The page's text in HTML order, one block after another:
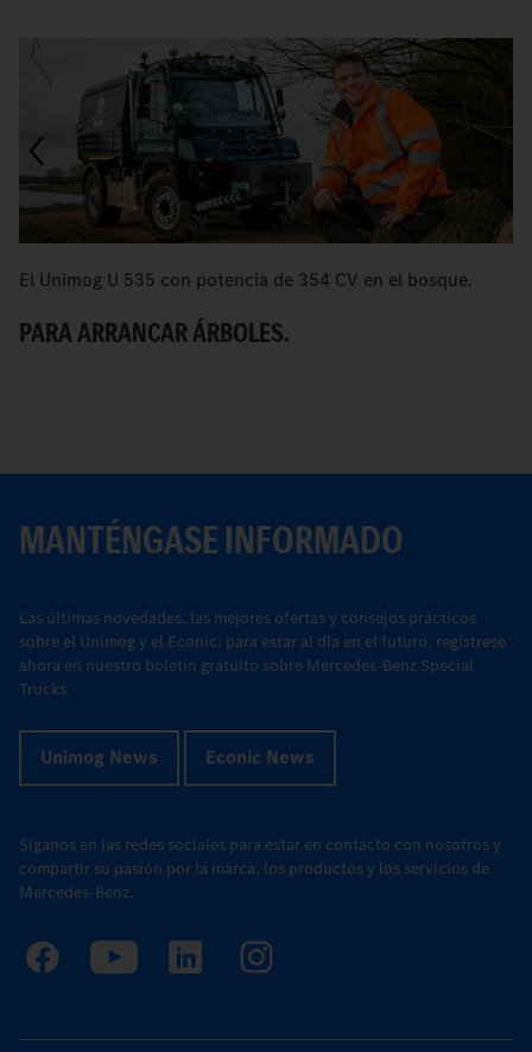
El Unimog U 535 con potencia de 354 CV en el bosque.
PARA ARRANCAR ÁRBOLES.
MANTÉNGASE INFORMADO
Las últimas novedades, las mejores ofertas y consejos prácticos
sobre el Unimog y el Econic: para estar al día en el futuro, regístrese
ahora en nuestro boletín gratuito sobre Mercedes-Benz Special
Trucks.
Unimog News Econic News
Síganos en las redes sociales para estar en contacto con nosotros y
compartir su pasión por la marca, los productos y los servicios de
Mercedes-Benz.